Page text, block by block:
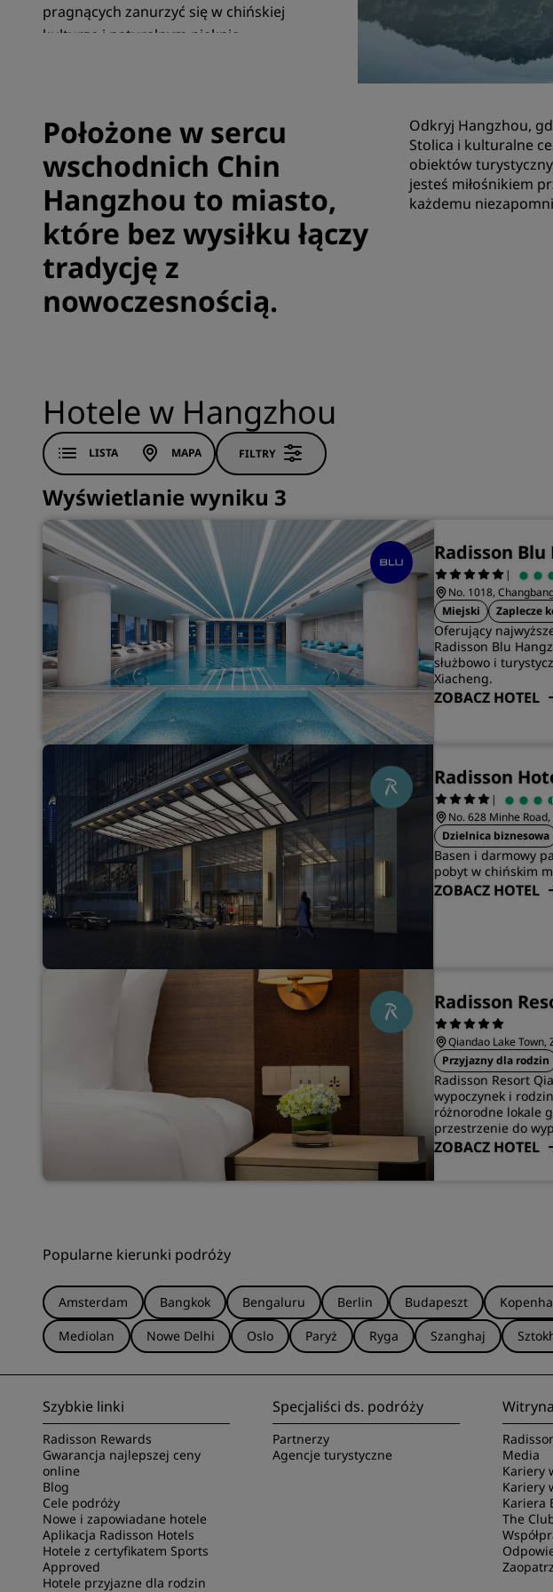
pragnących zanurzyć się w chińskiej
kulturze i naturalnym pięknie.
Położone w sercu
wschodnich Chin
Hangzhou to miasto,
które bez wysiłku łączy
tradycję z
nowoczesnością.
Odkryj Hangzhou,
Stolica i kulturalne
obiektów
jesteś miłośnikiem
każdemu
Hotele w Hangzhou
LISTA MAPA FILTRY
Wyświetlanie wyniku 3
Radisson
|
No. 1018,
Miejski
Zaplecze
Oferujący
Radisson Blu
służbowo i
Xiacheng.
ZOBACZ HOTEL
Radisson
|
No. 628 Minhe
Dzielnica biznesowa
Basen i darmowy
pobyt w chińskim
ZOBACZ HOTEL
Radisson
Qiandao Lake Town,
1163
Przyjazny dla rodzin
‌Radisson Resort
wypoczynek i
różnorodne lokale
przestrzenie do
ZOBACZ HOTEL
Popularne kierunki podróży
Amsterdam Bangkok Bengaluru Berlin Budapeszt
Mediolan
Nowe Delhi Oslo Paryż Ryga Szanghaj
Szybkie linki
Radisson Rewards
Gwarancja najlepszej ceny
online
Blog
Cele podróży
Nowe i zapowiadane hotele
Aplikacja Radisson Hotels
Hotele z certyfikatem Sports
Approved
Hotele przyjazne dla rodzin
Specjaliści ds. podróży
Partnerzy
Agencje turystyczne
Media
Kariery
Kariery
Kariera
The